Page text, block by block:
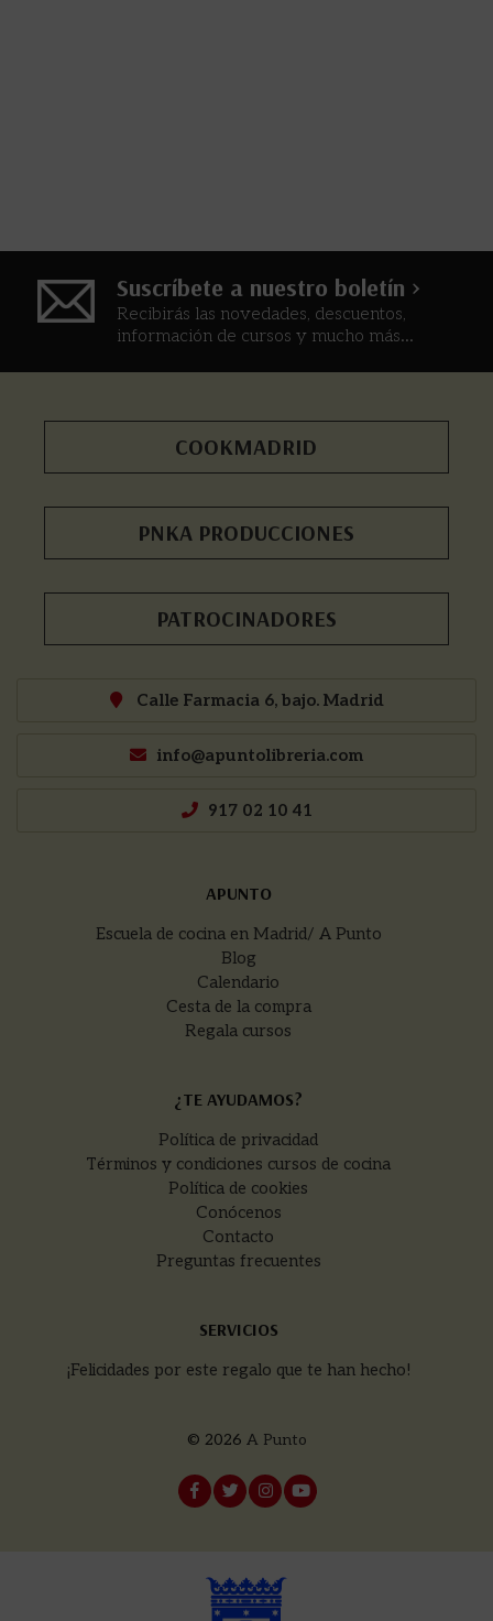
Suscríbete a nuestro boletín >
Recibirás las novedades, descuentos,
información de cursos y mucho más...
COOKMADRID
PNKA PRODUCCIONES
PATROCINADORES
Calle Farmacia 6, bajo. Madrid
info@apuntolibreria.com
917 02 10 41
APUNTO
Escuela de cocina en Madrid/ A Punto
Blog
Calendario
Cesta de la compra
Regala cursos
¿TE AYUDAMOS?
Política de privacidad
Términos y condiciones cursos de cocina
Política de cookies
Conócenos
Contacto
Preguntas frecuentes
SERVICIOS
¡Felicidades por este regalo que te han hecho!
© 2026 A Punto